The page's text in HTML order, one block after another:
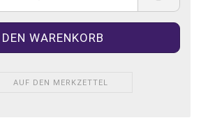
AUF DEN MERKZETTEL